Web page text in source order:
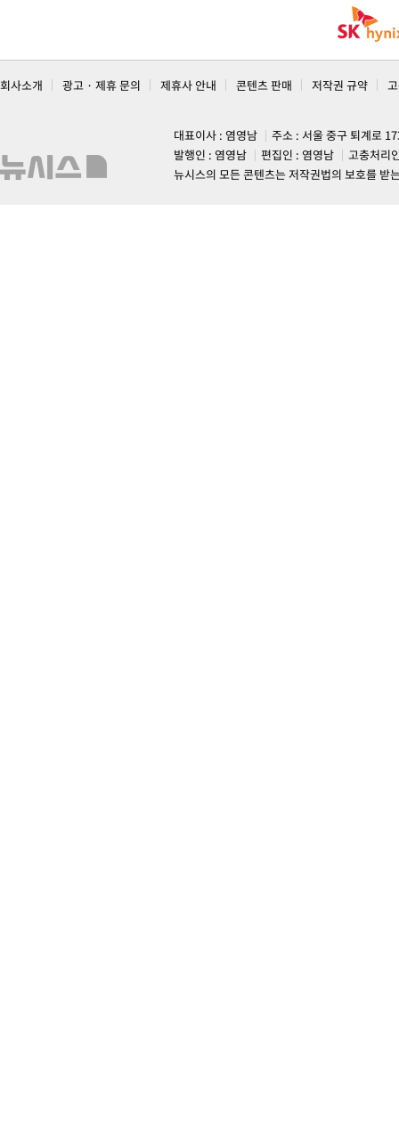
회사소개 광고 · 제휴 문의 제휴사 안내 콘텐츠 판매 저작권 규약
대표이사 : 염영남
주소 : 서울 중구 퇴계로
발행인 : 염영남
편집인 : 염영남
고충처리
뉴시스의 모든 콘텐츠는 저작권법의 보호를